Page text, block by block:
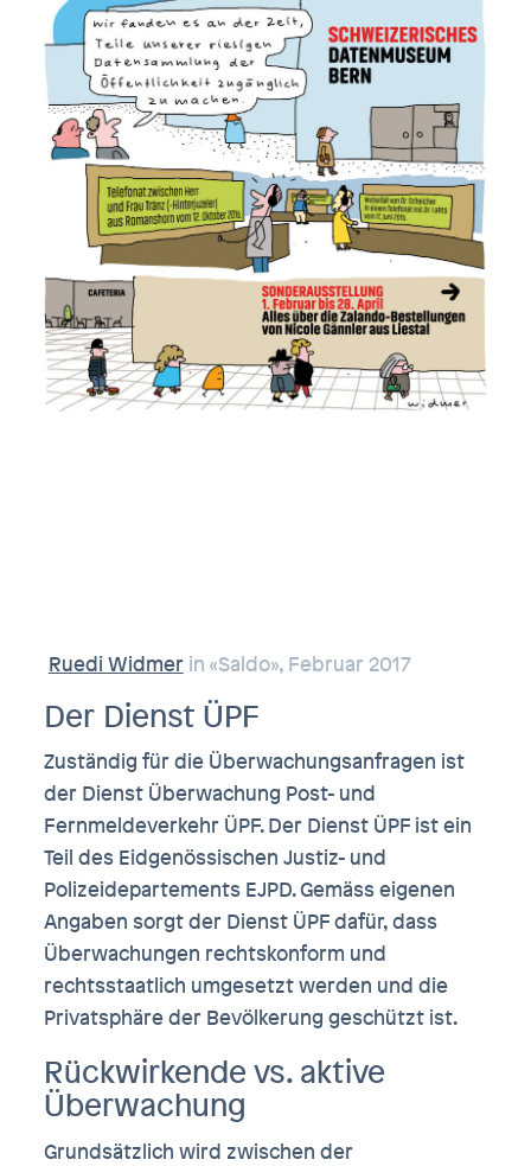
Ruedi Widmerin «Saldo», Februar 2017
Der Dienst ÜPF
Zuständig für die Überwachungsanfragen ist
der Dienst Überwachung Post- und
Fernmeldeverkehr ÜPF. Der Dienst ÜPF ist ein
Teil des Eidgenössischen Justiz- und
Polizeidepartements EJPD. Gemäss eigenen
Angaben sorgt der Dienst ÜPF dafür, dass
Überwachungen rechtskonform und
rechtsstaatlich umgesetzt werden und die
Privatsphäre der Bevölkerung geschützt ist.
Rückwirkende vs. aktive
Überwachung
Grundsätzlich wird zwischen der